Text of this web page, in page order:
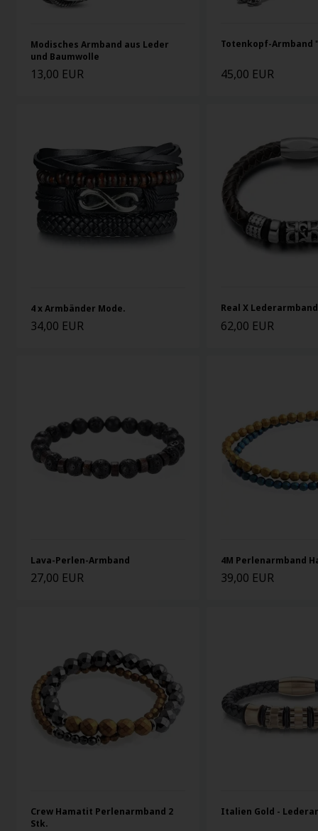
Modisches Armband aus Leder
und Baumwolle
13,00 EUR
Totenkopf-Armband
45,00 EUR
4 x Armbänder Mode.
34,00 EUR
Real X Lederarmband
62,00 EUR
Lava-Perlen-Armband
27,00 EUR
4M Perlenarmband
39,00 EUR
Crew Hamatit Perlenarmband 2
Stk.
Italien Gold -